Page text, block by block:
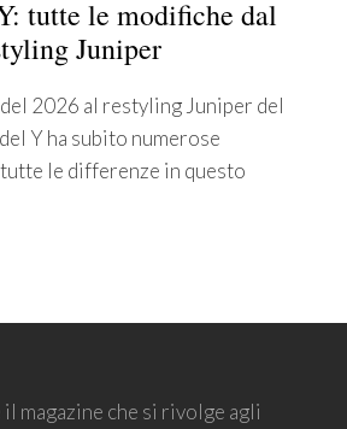
tutte le modifiche dal
Juniper
2026 al restyling Juniper del
Y ha subito numerose
le differenze in questo
il magazine che si rivolge agli